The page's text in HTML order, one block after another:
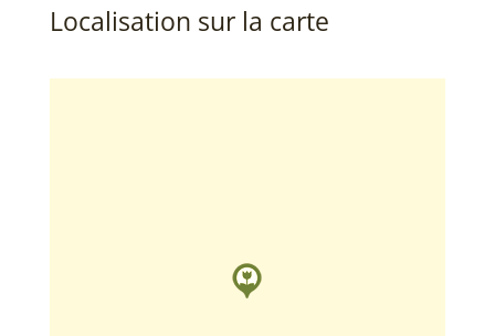
Localisation sur la carte